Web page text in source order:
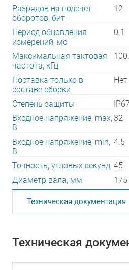
Разрядов на подсчет
оборотов, бит
12
Период обновления
измерений, мс
0.1
Максимальная тактовая
частота, кГц
Поставка только в
составе сборки
Нет
Степень защиты
IP67
Входное напряжение, max,
В
32
Входное напряжение, min,
В
4.5
Точность, угловых секунд 45
Диаметр вала, мм
175
Техническая документация
Техническая